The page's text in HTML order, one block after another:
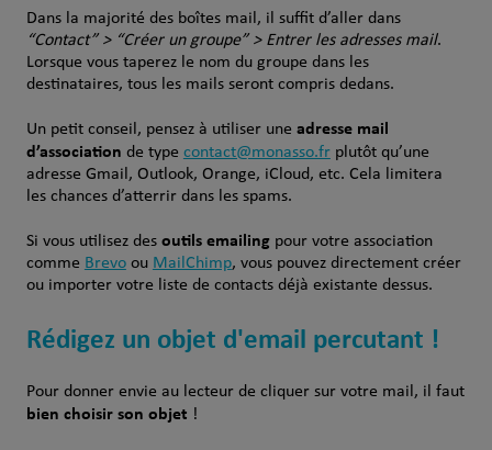
Dans la majorité des boîtes mail, il suffit d’aller dans
“Contact” > “Créer un groupe” > Entrer les adresses mail.
Lorsque vous taperez le nom du groupe dans les
destinataires, tous les mails seront compris dedans.
Un petit conseil, pensez à utiliser une adresse mail
d’association de type contact@monasso.frplutôt qu’une
adresse Gmail, Outlook, Orange, iCloud, etc. Cela limitera
les chances d’atterrir dans les spams.
Si vous utilisez des outils emailingpour votre association
comme Brevoou MailChimp, vous pouvez directement créer
ou importer votre liste de contacts déjà existante dessus.
Rédigez un objet d'email percutant !
Pour donner envie au lecteur de cliquer sur votre mail, il faut
bien choisir son objet !